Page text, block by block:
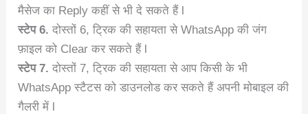
मैसेज का Reply कहीं से भी दे सकते हैं l
स्टेप 6. दोस्तों 6, ट्रिक की सहायता से WhatsApp की जंग
फ़ाइल को Clear कर सकते हैं l
स्टेप 7. दोस्तों 7, ट्रिक की सहायता से आप किसी के भी
WhatsApp स्टैटस को डाउनलोड कर सकते हैं अपनी मोबाइल की
गैलरी में l